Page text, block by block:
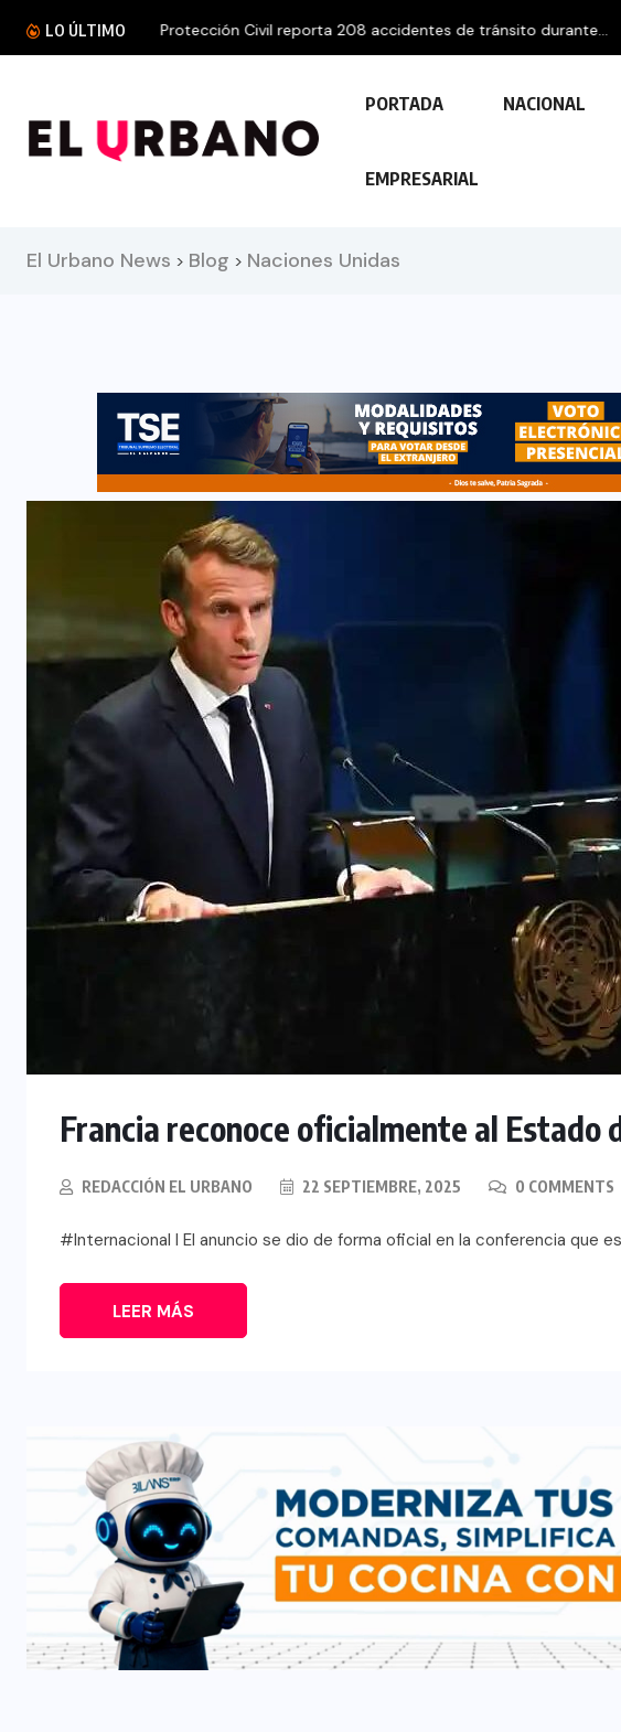
LO ÚLTIMO Protección Civil reporta 208 accidentes de tránsito durante...
PORTADA NACIONAL
EMPRESARIAL
El Urbano News > Blog > Naciones Unidas
Francia reconoce oficialmente al Estado
REDACCIÓN EL URBANO 22 SEPTIEMBRE, 2025 0 COMMENTS
#Internacional I El anuncio se dio de forma oficial en la conferencia que
LEER MÁS
INTERNACIONAL
Influencer muere tras ser atacado
durante transmisión en vivo en
Culiacán, México
5 AGOSTO, 2026